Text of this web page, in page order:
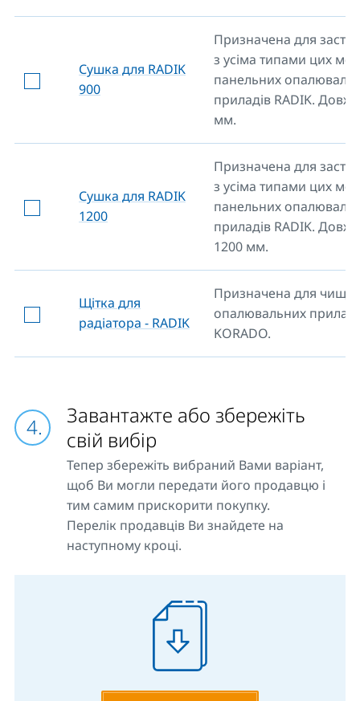
Сушка для RADIK
900
Призначена для
з усіма типами цих
панельних
приладів RADIK.
мм.
Сушка для RADIK
1200
Призначена для
з усіма типами цих
панельних
приладів RADIK.
1200 мм.
Щітка для
радіатора - RADIK
Призначена для
опалювальних
KORADO.
Завантажте або збережіть
свій вибір
Тепер збережіть вибраний Вами варіант,
щоб Ви могли передати його продавцю і
тим самим прискорити покупку.
Перелік продавців Ви знайдете на
наступному кроці.